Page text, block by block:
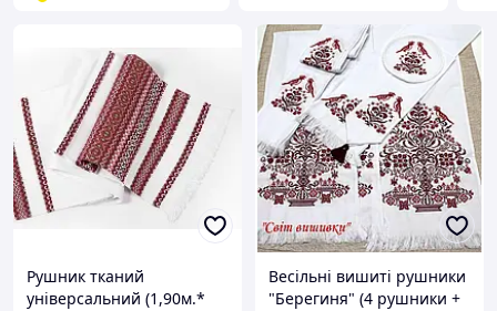
Рушник тканий
універсальний (1,90м.*
Весільні вишиті рушники
"Берегиня" (4 рушники +